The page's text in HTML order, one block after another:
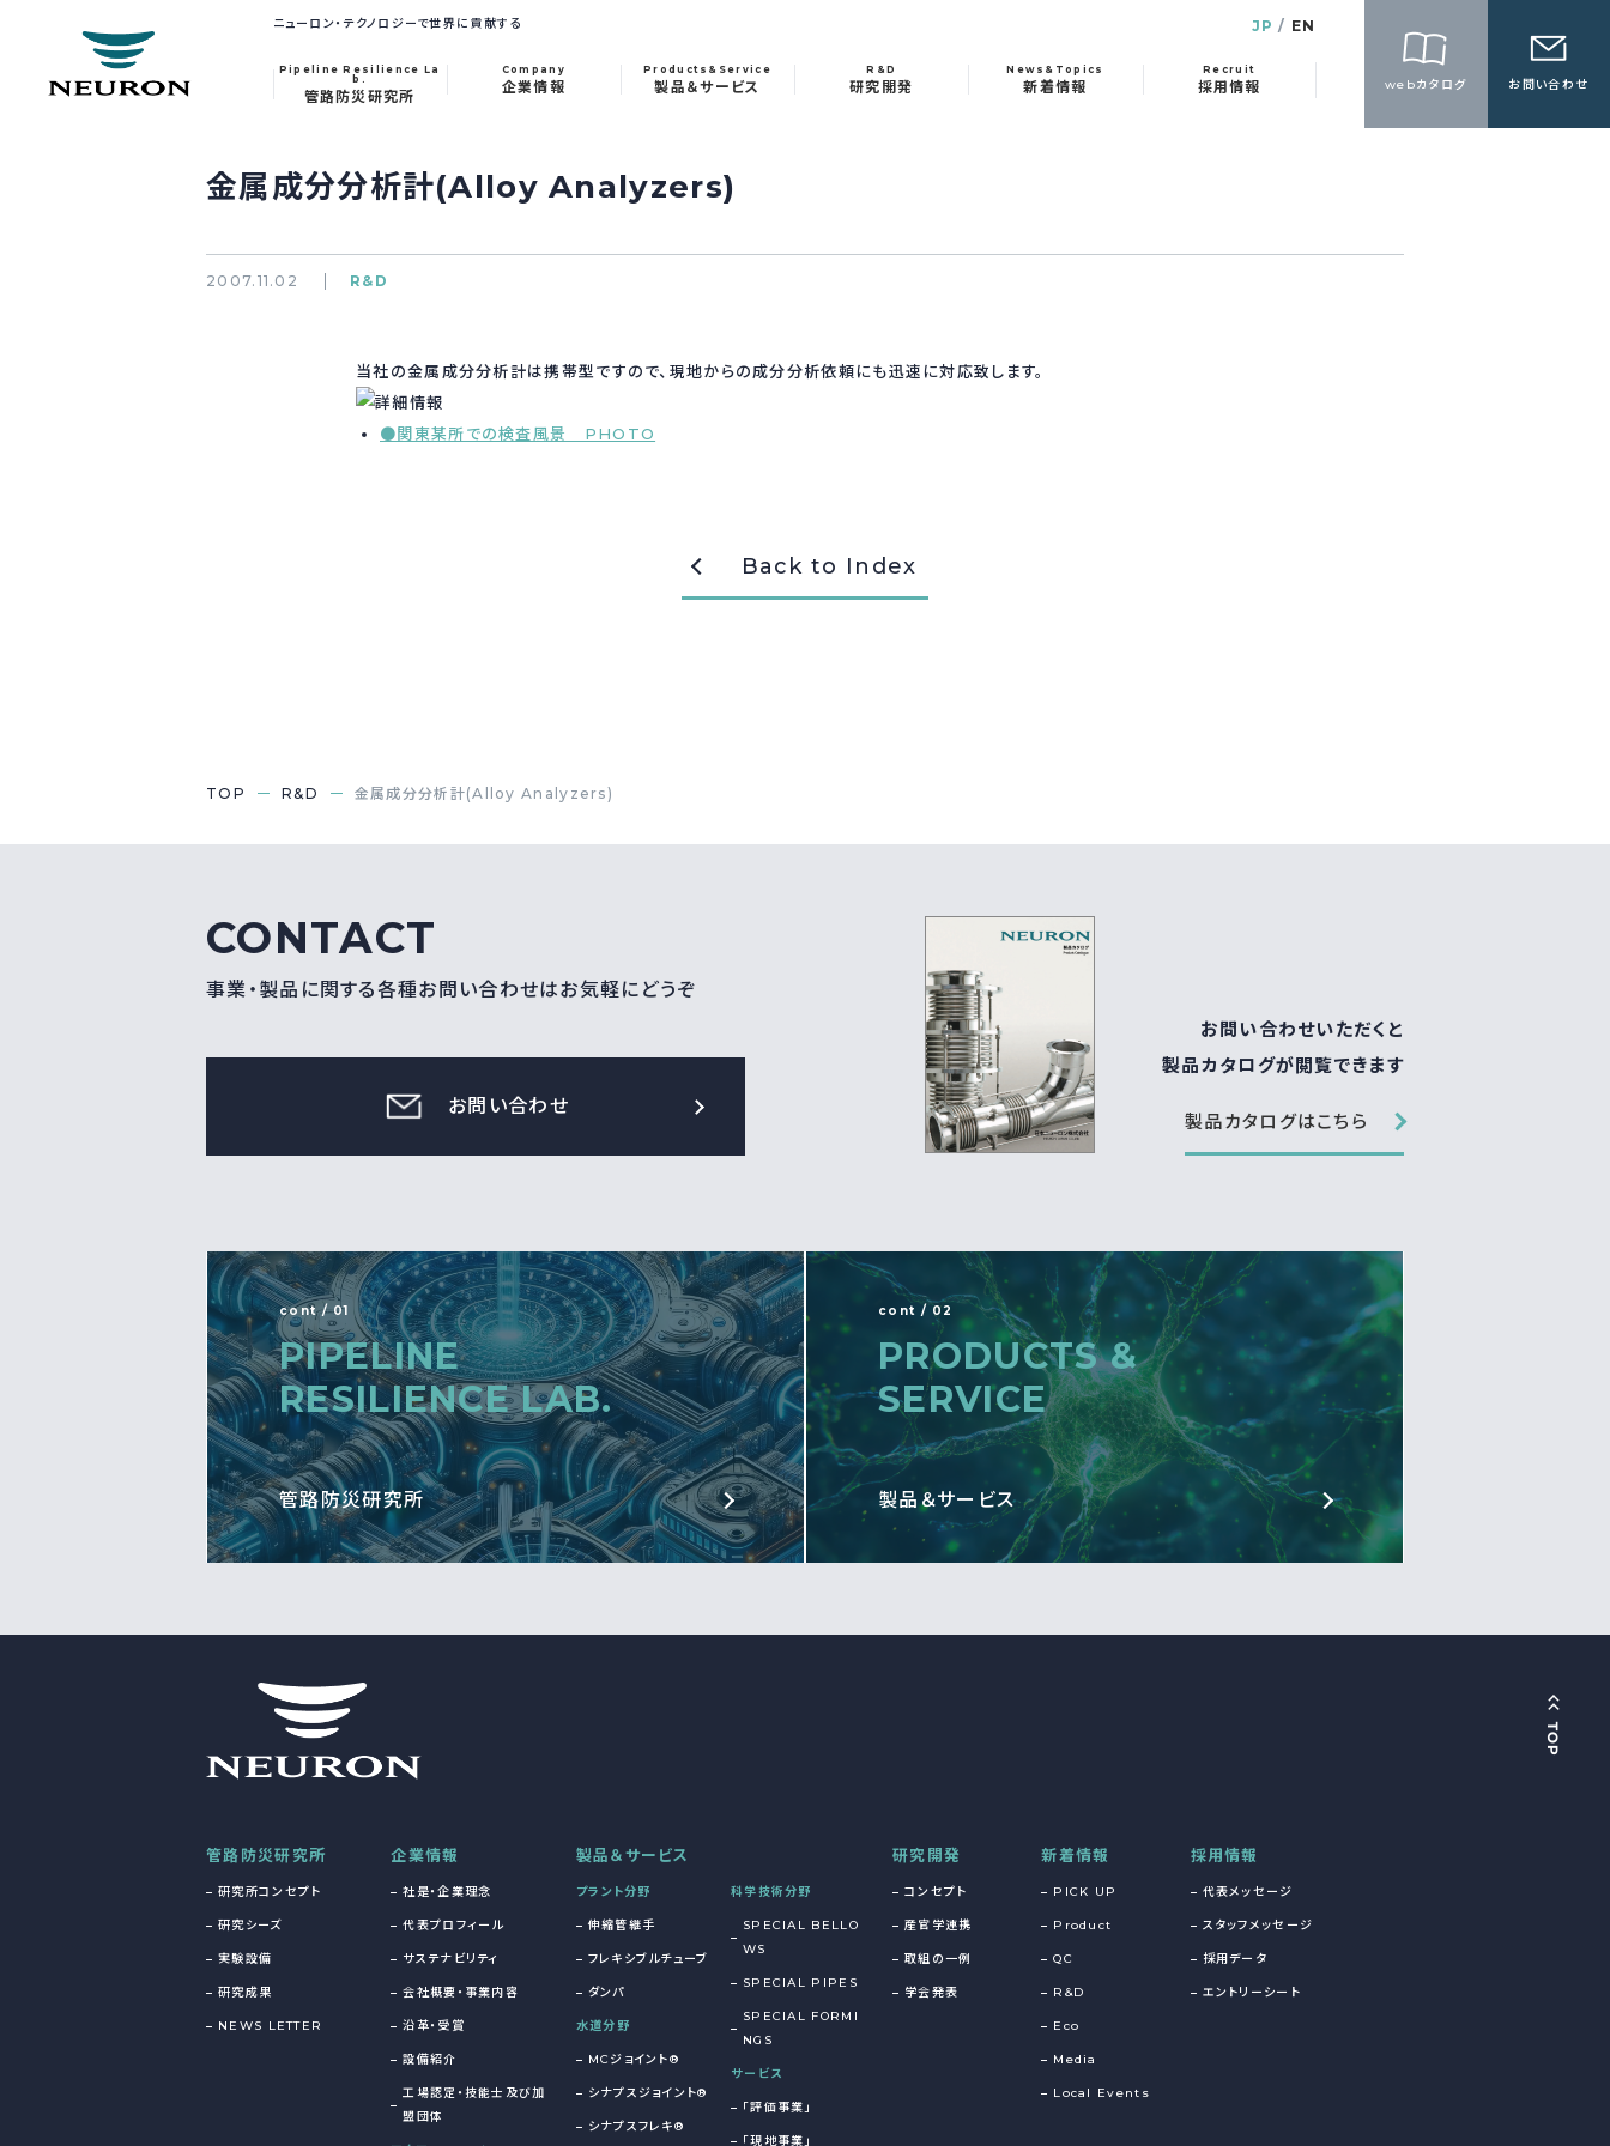
ニューロン・テクノロジーで世界に貢献する JP EN
Pipeline Resilience La
b.
管路防災研究所
Company
企業情報
Products&Service
製品＆サービス
R&D
研究開発
News&Topics
新着情報
Recruit
採用情報 webカタログ お問い合わせ
金属成分分析計(Alloy Analyzers)
2007.11.02 R&D
当社の金属成分分析計は携帯型ですので、現地からの成分分析依頼にも迅速に対応致します。
●関東某所での検査風景 PHOTO
Back to Index
TOP R&D 金属成分分析計(Alloy Analyzers)
CONTACT
事業・製品に関する各種お問い合わせはお気軽にどうぞ
お問い合わせ
お問い合わせいただくと
製品カタログが閲覧できます
製品カタログはこちら
cont / 01
PIPELINE
RESILIENCE LAB.
管路防災研究所
cont / 02
PRODUCTS &
SERVICE
製品＆サービス
管路防災研究所
研究所コンセプト
研究シーズ
実験設備
研究成果
NEWS LETTER
企業情報
社是・企業理念
代表プロフィール
サステナビリティ
会社概要・事業内容
沿革・受賞
設備紹介
工場認定・技能士及び加
盟団体
製品＆サービス
プラント分野
伸縮管継手
フレキシブルチューブ
ダンパ
水道分野
MCジョイント®
シナプスジョイント®
シナプスフレキ®
科学技術分野
SPECIAL BELLO
WS
SPECIAL PIPES
SPECIAL FORMI
NGS
サービス
「評価事業」
「現地事業」
研究開発
コンセプト
産官学連携
取組の一例
学会発表
新着情報
PICK UP
Product
QC
R&D
Eco
Media
Local Events
採用情報
代表メッセージ
スタッフメッセージ
採用データ
エントリーシート